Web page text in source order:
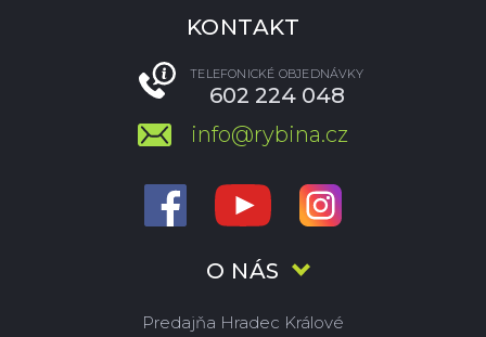
O NÁS
Predajňa Hradec Králové
KONTAKT
TELEFONICKÉ OBJEDNÁVKY
602 224 048
info@rybina.cz